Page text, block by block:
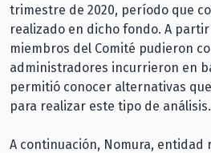
trimestre de 2020, período que
realizado en dicho fondo. A
miembros del Comité pudieron
administradores incurrieron en
permitió conocer alternativas
para realizar este tipo de análisis.
A continuación, Nomura,